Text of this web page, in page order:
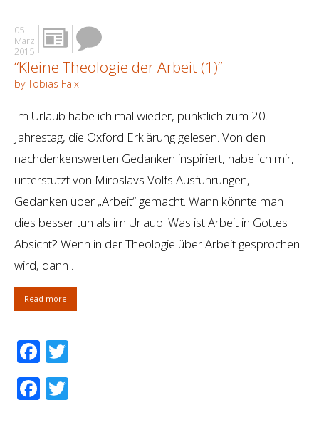
05
März
2015
“Kleine Theologie der Arbeit (1)”
by Tobias Faix
Im Urlaub habe ich mal wieder, pünktlich zum 20.
Jahrestag, die Oxford Erklärung gelesen. Von den
nachdenkenswerten Gedanken inspiriert, habe ich mir,
unterstützt von Miroslavs Volfs Ausführungen,
Gedanken über „Arbeit“ gemacht. Wann könnte man
dies besser tun als im Urlaub. Was ist Arbeit in Gottes
Absicht? Wenn in der Theologie über Arbeit gesprochen
wird, dann …
Read more
Facebook
Facebook